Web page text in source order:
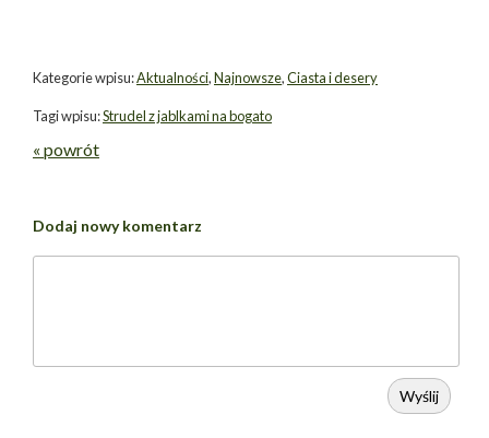
Kategorie wpisu:Aktualności,Najnowsze,Ciasta i desery
Tagi wpisu:Strudel z jablkami na bogato
« powrót
Dodaj nowy komentarz
Wyślij